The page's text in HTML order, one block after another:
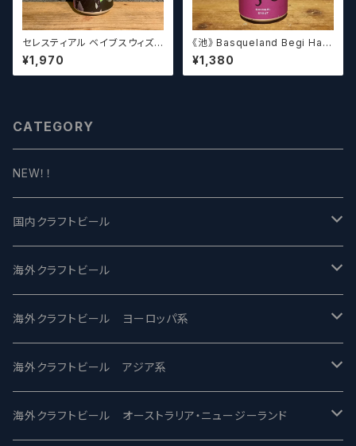
セレスティアル ベイブスウィズ
ザパワー / Celestial Beerwo
rks Babes With the Power
¥1,970
《池》 Basqueland Begi Hau
ndi ベヒ アウンディ
¥1,380
CATEGORY
NEW！！
国内クラフトビール
UCHU BREWING -うちゅうブルーイング
バテレ -VERTERE
2nd Story Ale Works -セカンドストーリー
ビアへるん - Beer Hearn
海外クラフトビール
Modern Times モダンタイムズ
Maui マウイ
Toppling Goliath トップリンゴライアス
海外クラフトビール ヨーロッパ系
UnBarred -アンバード
SAIREN /サイレン
海外クラフトビール アジア系
gweilo-鬼佬 グウァイロ
海外クラフトビール オーストラリア・ニュージーランド